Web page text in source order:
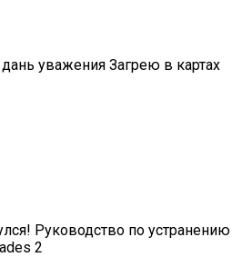
уважения Загрею в картах
Руководство по устранению
2